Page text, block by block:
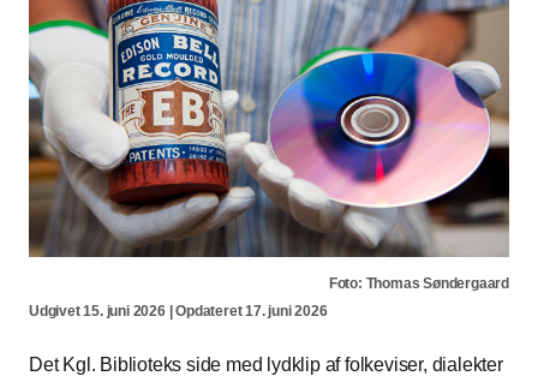
Foto: Thomas Søndergaard
Udgivet 15. juni 2026 | Opdateret 17. juni 2026
Det Kgl. Biblioteks side med lydklip af folkeviser, dialekter